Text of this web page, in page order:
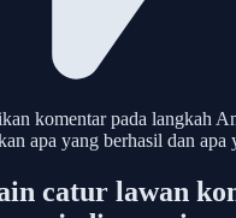
komentar pada langkah
apa yang berhasil dan apa
catur lawan